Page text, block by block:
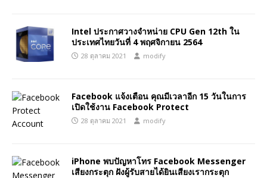
Intel ประกาศวางจำหน่าย CPU Gen 12th ใน
ประเทศไทยวันที่ 4 พฤศจิกายน 2564
28 ตุลาคม 2021 modify
Facebook แจ้งเตือน คุณมีเวลาอีก 15 วันในการ
เปิดใช้งาน Facebook Protect
28 ตุลาคม 2021 modify
iPhone พบปัญหาโทร Facebook Messenger
เสียงกระตุก ฝังผู้รับสายได้ยินเสียงเรากระตุก